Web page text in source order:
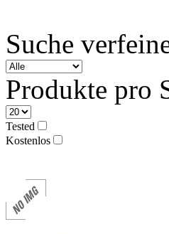
Suche
Produkte pro
Tested
Kostenlos